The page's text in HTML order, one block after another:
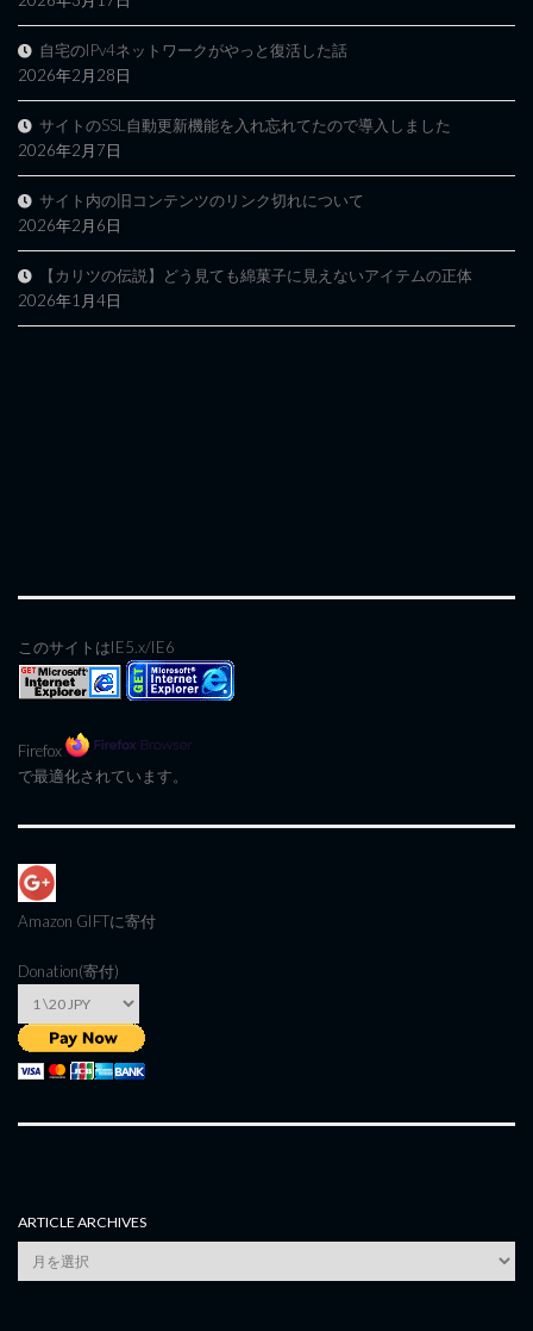
自宅のIPv4ネットワークがやっと復活した話
2026年2月28日
サイトのSSL自動更新機能を入れ忘れてたので導入しました
2026年2月7日
サイト内の旧コンテンツのリンク切れについて
2026年2月6日
【カリツの伝説】どう見ても綿菓子に見えないアイテムの正体
2026年1月4日
このサイトはIE5.x/IE6
Firefox
で最適化されています。
Amazon GIFTに寄付
Donation(寄付)
ARTICLE ARCHIVES
Article
Archives